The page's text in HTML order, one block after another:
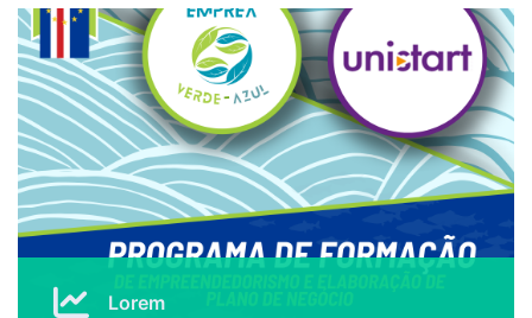
elit. Praesent ut faucibus odio, vel aliquet nulla.
Curabitur in tincidunt enim, et elementum augue. Cras
lacinia in lectus eu consectetur
Mais Informações
Lorem